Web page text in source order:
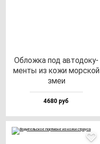
Облож­ка под ав­то­до­ку­
мен­ты из ко­жи мор­ской
змеи
4680 руб